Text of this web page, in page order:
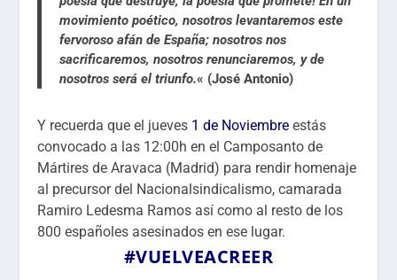
movimiento poético, nosotros levantaremos este
fervoroso afán de España; nosotros nos
sacrificaremos, nosotros renunciaremos, y de
nosotros será el triunfo.« (José Antonio)
Y recuerda que el jueves 1 de Noviembre estás
convocado a las 12:00h en el Camposanto de
Mártires de Aravaca (Madrid) para rendir homenaje
al precursor del Nacionalsindicalismo, camarada
Ramiro Ledesma Ramos así como al resto de los
800 españoles asesinados en ese lugar.
#VUELVEACREER